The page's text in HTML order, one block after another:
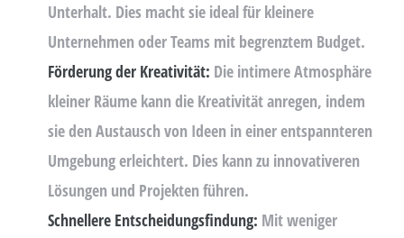
Unterhalt. Dies macht sie ideal für kleinere
Unternehmen oder Teams mit begrenztem Budget.
Förderung der Kreativität: Die intimere Atmosphäre
kleiner Räume kann die Kreativität anregen, indem
sie den Austausch von Ideen in einer entspannteren
Umgebung erleichtert. Dies kann zu innovativeren
Lösungen und Projekten führen.
Schnellere Entscheidungsfindung: Mit weniger